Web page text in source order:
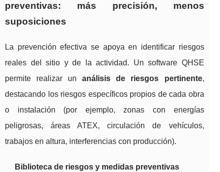
preventivas: más precisión, menos
suposiciones
La prevención efectiva se apoya en identificar riesgos
reales del sitio y de la actividad. Un software QHSE
permite realizar unanálisis de riesgos pertinente,
destacando los riesgos específicos propios de cada obra
o instalación (por ejemplo, zonas con energías
peligrosas, áreas ATEX, circulación de vehículos,
trabajos en altura, interferencias con producción).
Biblioteca de riesgos y medidas preventivas